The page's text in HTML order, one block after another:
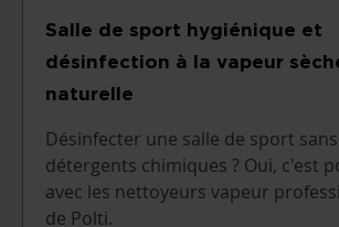
Salle de sport hygiénique et
désinfection à la vapeur
naturelle
Désinfecter une salle de sport sans
détergents chimiques ? Oui, c'est
avec les nettoyeurs vapeur
de Polti.